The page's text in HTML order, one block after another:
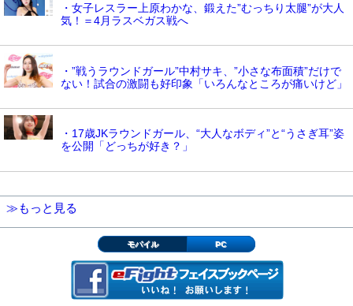
・女子レスラー上原わかな、鍛えた”むっちり太腿”が大人
気！＝4月ラスベガス戦へ
・”戦うラウンドガール”中村サキ、”小さな布面積”だけで
ない！試合の激闘も好印象「いろんなところが痛いけど」
・17歳JKラウンドガール、“大人なボディ”と“うさぎ耳”姿
を公開「どっちが好き？」
≫もっと見る
モバイル PC